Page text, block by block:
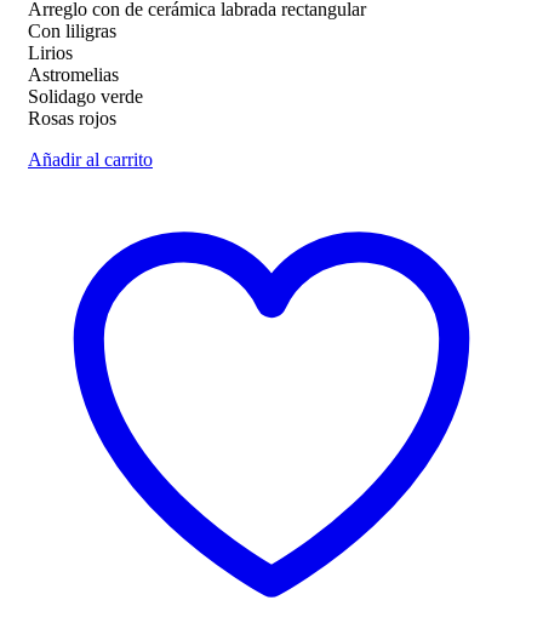
Arreglo con de cerámica labrada rectangular
Con liligras
Lirios
Astromelias
Solidago verde
Rosas rojos
Añadir al carrito